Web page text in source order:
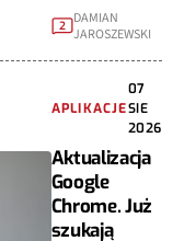
2
DAMIAN
JAROSZEWSKI
APLIKACJE
07
SIE
2026
Aktualizacja
Google
Chrome. Już
szukają